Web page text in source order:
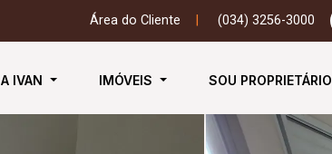
Área do Cliente (034) 3256-3000
A IVAN IMÓVEIS SOU PROPRIETÁRIO